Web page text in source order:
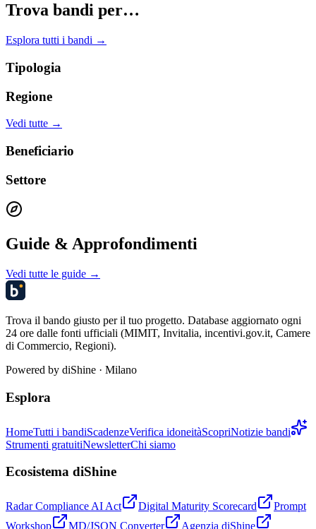
Trova bandi per…
Esplora tutti i bandi →
Tipologia
Regione
Vedi tutte →
Beneficiario
Settore
Guide & Approfondimenti
Vedi tutte le guide →
Trova il bando giusto per il tuo progetto. Database aggiornato ogni
24 ore dalle fonti ufficiali (MIMIT, Invitalia, incentivi.gov.it, Camere
di Commercio, Regioni).
Powered by diShine · Milano
Esplora
HomeTutti i bandiScadenzeVerifica idoneitàScopriNotizie bandi
Strumenti gratuitiNewsletterChi siamo
Ecosistema diShine
Radar Compliance AI Act Digital Maturity Scorecard
Prompt
Workshop
MD/JSON Converter Agenzia diShine